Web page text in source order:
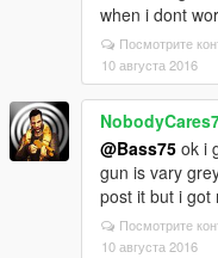
when i dont
Посмотрите
10 августа 2016
@Bass75 ok i
gun is vary
post it but i got
Посмотрите
10 августа 2016